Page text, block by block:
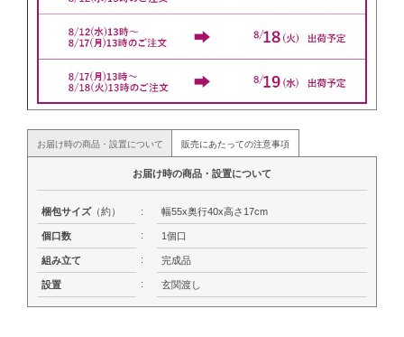
お届け時の商品・設置について 販売にあたっての注意事項
お届け時の商品・設置について
梱包サイズ（約） : 幅55x奥行40x高さ17cm
個口数 : 1個口
組み立て : 完成品
設置 : 玄関渡し